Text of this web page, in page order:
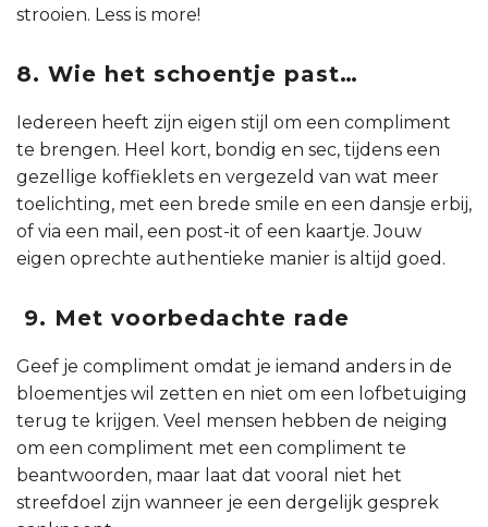
strooien. Less is more!
8. Wie het schoentje past…
Iedereen heeft zijn eigen stijl om een compliment
te brengen. Heel kort, bondig en sec, tijdens een
gezellige koffieklets en vergezeld van wat meer
toelichting, met een brede smile en een dansje erbij,
of via een mail, een post-it of een kaartje. Jouw
eigen oprechte authentieke manier is altijd goed.
9. Met voorbedachte rade
Geef je compliment omdat je iemand anders in de
bloementjes wil zetten en niet om een lofbetuiging
terug te krijgen. Veel mensen hebben de neiging
om een compliment met een compliment te
beantwoorden, maar laat dat vooral niet het
streefdoel zijn wanneer je een dergelijk gesprek